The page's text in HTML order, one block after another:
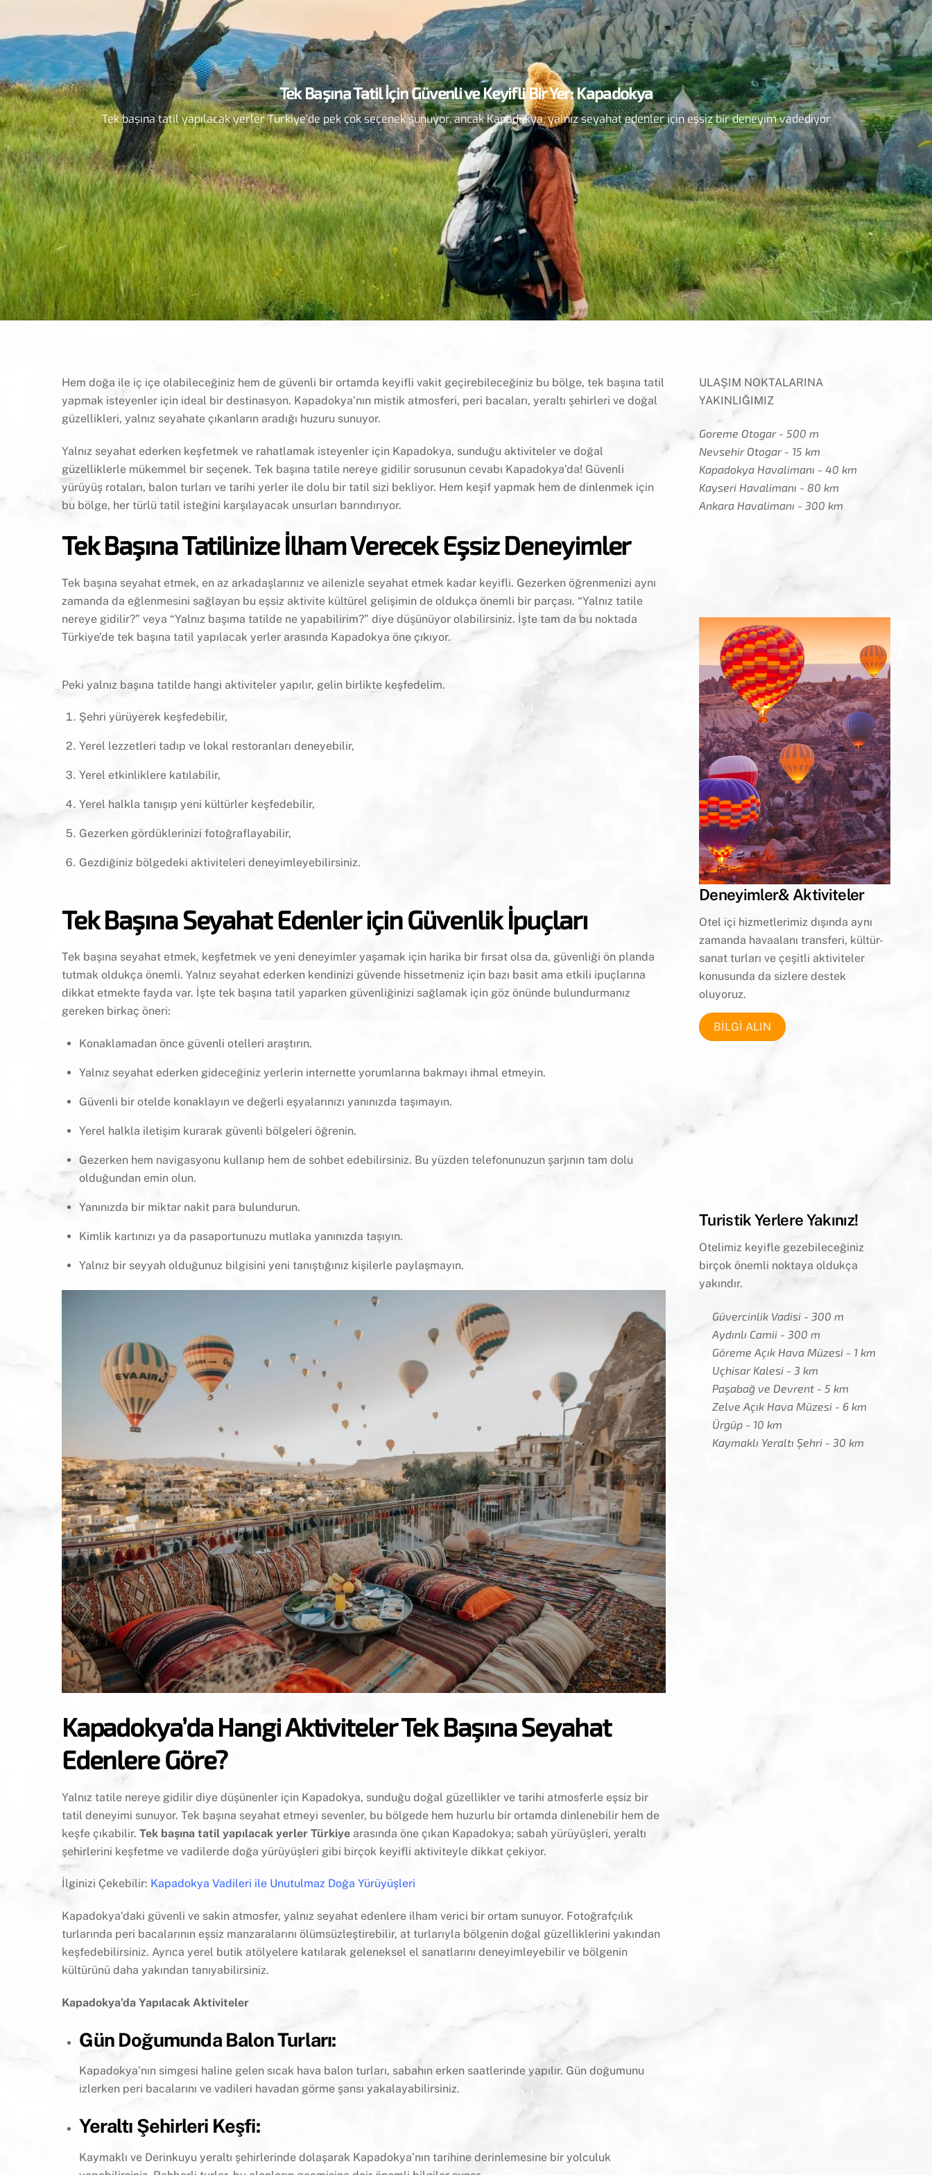
Tek Başına Tatil İçin Güvenli ve Keyifli Bir Yer: Kapadokya
Tek başına tatil yapılacak yerler Türkiye’de pek çok seçenek sunuyor, ancak Kapadokya, yalnız seyahat edenler için eşsiz bir deneyim vadediyor
Hem doğa ile iç içe olabileceğiniz hem de güvenli bir ortamda keyifli vakit geçirebileceğiniz bu bölge, tek başına tatil
yapmak isteyenler için ideal bir destinasyon. Kapadokya’nın mistik atmosferi, peri bacaları, yeraltı şehirleri ve doğal
güzellikleri, yalnız seyahate çıkanların aradığı huzuru sunuyor.
Yalnız seyahat ederken keşfetmek ve rahatlamak isteyenler için Kapadokya, sunduğu aktiviteler ve doğal
güzelliklerle mükemmel bir seçenek. Tek başına tatile nereye gidilir sorusunun cevabı Kapadokya’da! Güvenli
yürüyüş rotaları, balon turları ve tarihi yerler ile dolu bir tatil sizi bekliyor. Hem keşif yapmak hem de dinlenmek için
bu bölge, her türlü tatil isteğini karşılayacak unsurları barındırıyor.
Tek Başına Tatilinize İlham Verecek Eşsiz Deneyimler
Tek başına seyahat etmek, en az arkadaşlarınız ve ailenizle seyahat etmek kadar keyifli. Gezerken öğrenmenizi aynı
zamanda da eğlenmesini sağlayan bu eşsiz aktivite kültürel gelişimin de oldukça önemli bir parçası. “Yalnız tatile
nereye gidilir?” veya “Yalnız başıma tatilde ne yapabilirim?” diye düşünüyor olabilirsiniz. İşte tam da bu noktada
Türkiye’de tek başına tatil yapılacak yerler arasında Kapadokya öne çıkıyor.
Peki yalnız başına tatilde hangi aktiviteler yapılır, gelin birlikte keşfedelim.
Şehri yürüyerek keşfedebilir,
Yerel lezzetleri tadıp ve lokal restoranları deneyebilir,
Yerel etkinliklere katılabilir,
Yerel halkla tanışıp yeni kültürler keşfedebilir,
Gezerken gördüklerinizi fotoğraflayabilir,
Gezdiğiniz bölgedeki aktiviteleri deneyimleyebilirsiniz.
Tek Başına Seyahat Edenler için Güvenlik İpuçları
Tek başına seyahat etmek, keşfetmek ve yeni deneyimler yaşamak için harika bir fırsat olsa da, güvenliği ön planda
tutmak oldukça önemli. Yalnız seyahat ederken kendinizi güvende hissetmeniz için bazı basit ama etkili ipuçlarına
dikkat etmekte fayda var. İşte tek başına tatil yaparken güvenliğinizi sağlamak için göz önünde bulundurmanız
gereken birkaç öneri:
Konaklamadan önce güvenli otelleri araştırın.
Yalnız seyahat ederken gideceğiniz yerlerin internette yorumlarına bakmayı ihmal etmeyin.
Güvenli bir otelde konaklayın ve değerli eşyalarınızı yanınızda taşımayın.
Yerel halkla iletişim kurarak güvenli bölgeleri öğrenin.
Gezerken hem navigasyonu kullanıp hem de sohbet edebilirsiniz. Bu yüzden telefonunuzun şarjının tam dolu
olduğundan emin olun.
Yanınızda bir miktar nakit para bulundurun.
Kimlik kartınızı ya da pasaportunuzu mutlaka yanınızda taşıyın.
Yalnız bir seyyah olduğunuz bilgisini yeni tanıştığınız kişilerle paylaşmayın.
Kapadokya’da Hangi Aktiviteler Tek Başına Seyahat
Edenlere Göre?
Yalnız tatile nereye gidilir diye düşünenler için Kapadokya, sunduğu doğal güzellikler ve tarihi atmosferle eşsiz bir
tatil deneyimi sunuyor. Tek başına seyahat etmeyi sevenler, bu bölgede hem huzurlu bir ortamda dinlenebilir hem de
keşfe çıkabilir. Tek başına tatil yapılacak yerler Türkiyearasında öne çıkan Kapadokya; sabah yürüyüşleri, yeraltı
şehirlerini keşfetme ve vadilerde doğa yürüyüşleri gibi birçok keyifli aktiviteyle dikkat çekiyor.
İlginizi Çekebilir: Kapadokya Vadileri ile Unutulmaz Doğa Yürüyüşleri
Kapadokya’daki güvenli ve sakin atmosfer, yalnız seyahat edenlere ilham verici bir ortam sunuyor. Fotoğrafçılık
turlarında peri bacalarının eşsiz manzaralarını ölümsüzleştirebilir, at turlarıyla bölgenin doğal güzelliklerini yakından
keşfedebilirsiniz. Ayrıca yerel butik atölyelere katılarak geleneksel el sanatlarını deneyimleyebilir ve bölgenin
kültürünü daha yakından tanıyabilirsiniz.
Kapadokya’da Yapılacak Aktiviteler
Gün Doğumunda Balon Turları:
Kapadokya’nın simgesi haline gelen sıcak hava balon turları, sabahın erken saatlerinde yapılır. Gün doğumunu
izlerken peri bacalarını ve vadileri havadan görme şansı yakalayabilirsiniz.
Yeraltı Şehirleri Keşfi:
Kaymaklı ve Derinkuyu yeraltı şehirlerinde dolaşarak Kapadokya’nın tarihine derinlemesine bir yolculuk
ULAŞIM NOKTALARINA
YAKINLIĞIMIZ
Goreme Otogar - 500 m
Nevsehir Otogar - 15 km
Kapadokya Havalimanı - 40 km
Kayseri Havalimanı - 80 km
Ankara Havalimanı - 300 km
Deneyimler& Aktiviteler
Otel içi hizmetlerimiz dışında aynı
zamanda havaalanı transferi, kültür-
sanat turları ve çeşitli aktiviteler
konusunda da sizlere destek
oluyoruz.
BİLGİ ALIN
Turistik Yerlere Yakınız!
Otelimiz keyifle gezebileceğiniz
birçok önemli noktaya oldukça
yakındır.
Güvercinlik Vadisi - 300 m
Aydınlı Camii - 300 m
Göreme Açık Hava Müzesi - 1 km
Uçhisar Kalesi - 3 km
Paşabağ ve Devrent - 5 km
Zelve Açık Hava Müzesi - 6 km
Ürgüp - 10 km
Kaymaklı Yeraltı Şehri - 30 km